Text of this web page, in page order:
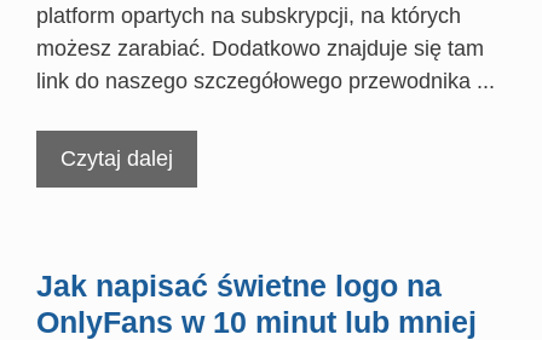
platform opartych na subskrypcji, na których
możesz zarabiać. Dodatkowo znajduje się tam
link do naszego szczegółowego przewodnika ...
Czytaj dalej
Jak napisać świetne logo na
OnlyFans w 10 minut lub mniej